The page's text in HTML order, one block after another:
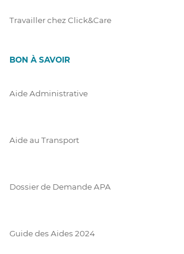
Travailler chez Click&Care
BON À SAVOIR
Aide Administrative
Aide au Transport
Dossier de Demande APA
Guide des Aides 2024